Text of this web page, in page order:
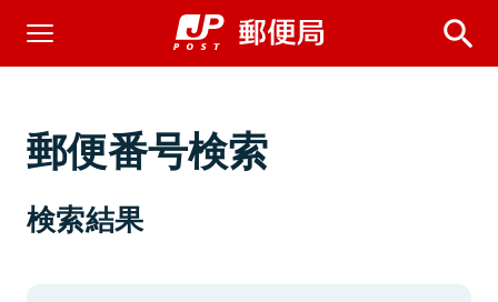
郵便番号検索
検索結果